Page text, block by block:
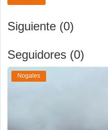
Siguiente (0)
Seguidores (0)
Nogales